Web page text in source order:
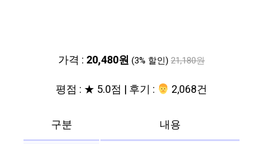
가격 : 20,480원 (3% 할인) 21,180원
평점 : ★ 5.0점 | 후기 : ‍‍ 2,068건
구분
내용